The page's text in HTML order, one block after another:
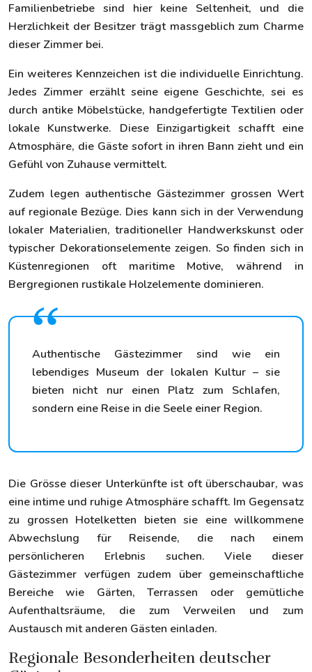
Familienbetriebe sind hier keine Seltenheit, und die
Herzlichkeit der Besitzer trägt massgeblich zum Charme
dieser Zimmer bei.
Ein weiteres Kennzeichen ist die individuelle Einrichtung.
Jedes Zimmer erzählt seine eigene Geschichte, sei es
durch antike Möbelstücke, handgefertigte Textilien oder
lokale Kunstwerke. Diese Einzigartigkeit schafft eine
Atmosphäre, die Gäste sofort in ihren Bann zieht und ein
Gefühl von Zuhause vermittelt.
Zudem legen authentische Gästezimmer grossen Wert
auf regionale Bezüge. Dies kann sich in der Verwendung
lokaler Materialien, traditioneller Handwerkskunst oder
typischer Dekorationselemente zeigen. So finden sich in
Küstenregionen oft maritime Motive, während in
Bergregionen rustikale Holzelemente dominieren.
Authentische Gästezimmer sind wie ein
lebendiges Museum der lokalen Kultur – sie
bieten nicht nur einen Platz zum Schlafen,
sondern eine Reise in die Seele einer Region.
Die Grösse dieser Unterkünfte ist oft überschaubar, was
eine intime und ruhige Atmosphäre schafft. Im Gegensatz
zu grossen Hotelketten bieten sie eine willkommene
Abwechslung für Reisende, die nach einem
persönlicheren Erlebnis suchen. Viele dieser
Gästezimmer verfügen zudem über gemeinschaftliche
Bereiche wie Gärten, Terrassen oder gemütliche
Aufenthaltsräume, die zum Verweilen und zum
Austausch mit anderen Gästen einladen.
Regionale Besonderheiten deutscher